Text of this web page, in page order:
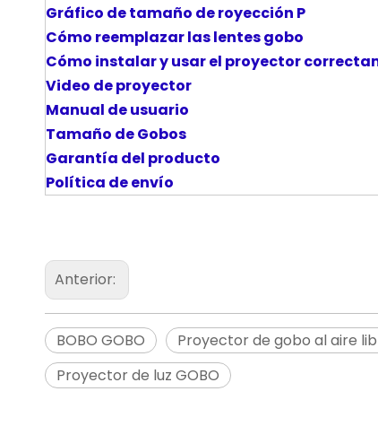
Gráfico de tamaño de royección P
Cómo reemplazar las lentes gobo
Cómo instalar y usar el proyector
Video de proyector
Manual de usuario
Tamaño de Gobos
Garantía del producto
Política de envío
Anterior:
BOBO GOBO Proyector de gobo al aire
Proyector de luz GOBO